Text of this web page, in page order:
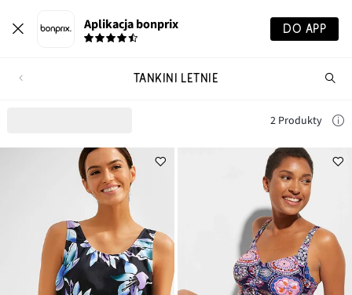
Aplikacja bonprix DO APP
TANKINI LETNIE
2 Produkty